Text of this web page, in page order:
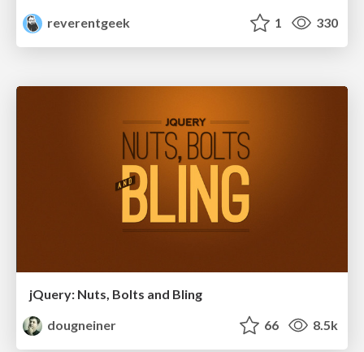
reverentgeek
1 330
jQuery: Nuts, Bolts and Bling
dougneiner
66 8.5k